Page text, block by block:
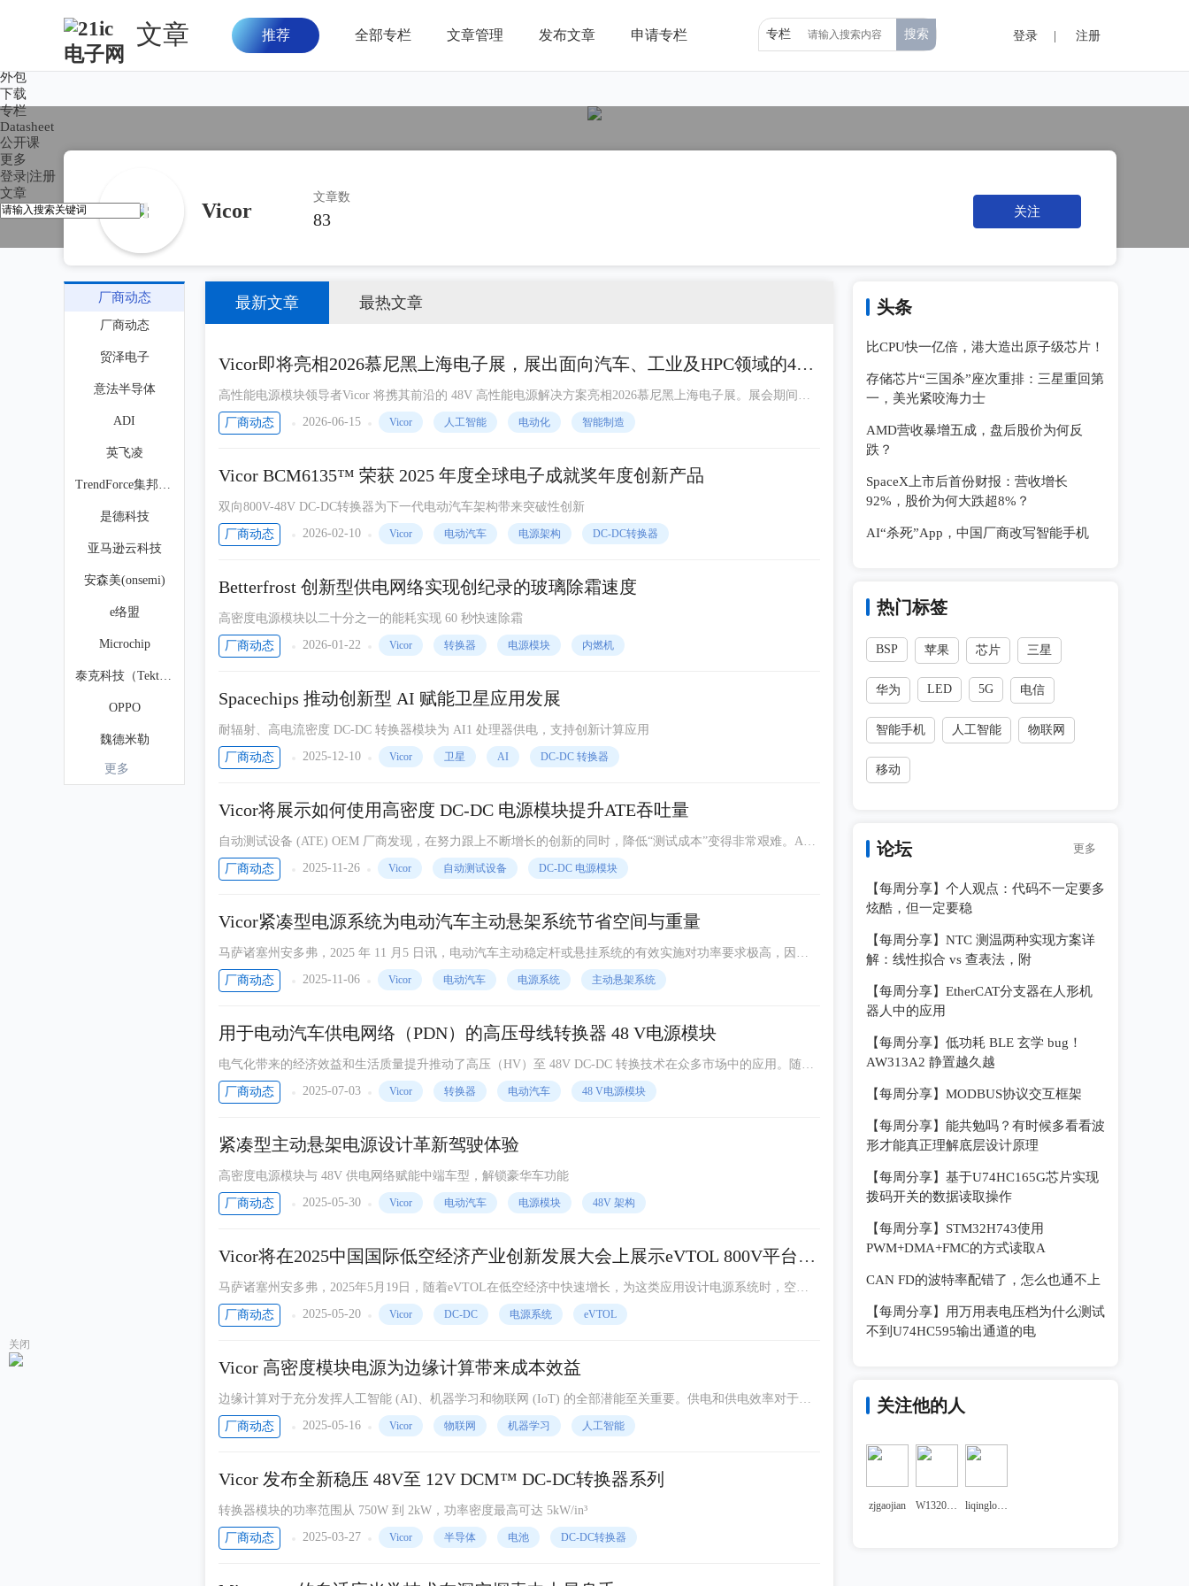
关闭
Vicor
文章数
83 关注
最新文章 最热文章
Vicor即将亮相2026慕尼黑上海电子展，展出面向汽车、工业及HPC领域的48V
高性能创新电源解决方案
高性能电源模块领导者Vicor 将携其前沿的 48V 高性能电源解决方案亮相2026慕尼黑上海电子展。展会期间，V
icor将展示其一流的高性能电源模块和48V解决方案以满足汽车电子、高性能计算及工业等领域的需求。
厂商动态 2026-06-15 Vicor 人工智能 电动化 智能制造
Vicor BCM6135™ 荣获 2025 年度全球电子成就奖年度创新产品
双向800V-48V DC-DC转换器为下一代电动汽车架构带来突破性创新
厂商动态 2026-02-10 Vicor 电动汽车 电源架构 DC-DC转换器
Betterfrost 创新型供电网络实现创纪录的玻璃除霜速度
高密度电源模块以二十分之一的能耗实现 60 秒快速除霜
厂商动态 2026-01-22 Vicor 转换器 电源模块 内燃机
Spacechips 推动创新型 AI 赋能卫星应用发展
耐辐射、高电流密度 DC-DC 转换器模块为 AI1 处理器供电，支持创新计算应用
厂商动态 2025-12-10 Vicor 卫星 AI DC-DC 转换器
Vicor将展示如何使用高密度 DC-DC 电源模块提升ATE吞吐量
自动测试设备 (ATE) OEM 厂商发现，在努力跟上不断增长的创新的同时，降低“测试成本”变得非常艰难。ATE
测试系统设计需要快速可靠地满足日益增长的集成电路需求，并最大限度地降低成本。Vicor将讲述如何在最小
厂商动态 2025-11-26 Vicor 自动测试设备 DC-DC 电源模块
Vicor紧凑型电源系统为电动汽车主动悬架系统节省空间与重量
马萨诸塞州安多弗，2025 年 11 月5 日讯，电动汽车主动稳定杆或悬挂系统的有效实施对功率要求极高，因此
快速的瞬态速度和高性能对于优化这些应用至关重要。目前业内顶尖的技术都需要额外增加电池或超级电容器
厂商动态 2025-11-06 Vicor 电动汽车 电源系统 主动悬架系统
用于电动汽车供电网络（PDN）的高压母线转换器 48 V电源模块
电气化带来的经济效益和生活质量提升推动了高压（HV）至 48V DC-DC 转换技术在众多市场中的应用。随着
电池电压的增加，集成高压至48V转换的电源模块在电动汽车和其他应用中变得越来越普遍。了解双向固定比
厂商动态 2025-07-03 Vicor 转换器 电动汽车 48 V电源模块
紧凑型主动悬架电源设计革新驾驶体验
高密度电源模块与 48V 供电网络赋能中端车型，解锁豪华车功能
厂商动态 2025-05-30 Vicor 电动汽车 电源模块 48V 架构
Vicor将在2025中国国际低空经济产业创新发展大会上展示eVTOL 800V平台
DC-DC解决方案
马萨诸塞州安多弗，2025年5月19日，随着eVTOL在低空经济中快速增长，为这类应用设计电源系统时，空间
和重量非常关键，而同样重要的是提供一个具有高可靠性、高效率、易于扩展、高功率密度、占用面积小和具
厂商动态 2025-05-20 Vicor DC-DC 电源系统 eVTOL
Vicor 高密度模块电源为边缘计算带来成本效益
边缘计算对于充分发挥人工智能 (AI)、机器学习和物联网 (IoT) 的全部潜能至关重要。供电和供电效率对于下
一代边缘计算机系统优化性能非常关键。
厂商动态 2025-05-16 Vicor 物联网 机器学习 人工智能
Vicor 发布全新稳压 48V至 12V DCM™ DC-DC转换器系列
转换器模块的功率范围从 750W 到 2kW，功率密度最高可达 5kW/in³
厂商动态 2025-03-27 Vicor 半导体 电池 DC-DC转换器
厂商动态
厂商动态
贸泽电子
意法半导体
ADI
英飞凌
TrendForce集邦咨询
是德科技
亚马逊云科技
安森美(onsemi)
e络盟
Microchip
泰克科技（Tektronix）
OPPO
魏德米勒
英威腾
更多
头条
比CPU快一亿倍，港大造出原子级芯片！
存储芯片“三国杀”座次重排：三星重回第
一，美光紧咬海力士
AMD营收暴增五成，盘后股价为何反
跌？
SpaceX上市后首份财报：营收增长
92%，股价为何大跌超8%？
AI“杀死”App，中国厂商改写智能手机
热门标签
BSP 苹果 芯片 三星
华为 LED 5G 电信
智能手机 人工智能 物联网
移动
论坛 更多
【每周分享】个人观点：代码不一定要多
炫酷，但一定要稳
【每周分享】NTC 测温两种实现方案详
解：线性拟合 vs 查表法，附
【每周分享】EtherCAT分支器在人形机
器人中的应用
【每周分享】低功耗 BLE 玄学 bug！
AW313A2 静置越久越
【每周分享】MODBUS协议交互框架
【每周分享】能共勉吗？有时候多看看波
形才能真正理解底层设计原理
【每周分享】基于U74HC165G芯片实现
拨码开关的数据读取操作
【每周分享】STM32H743使用
PWM+DMA+FMC的方式读取A
CAN FD的波特率配错了，怎么也通不上
【每周分享】用万用表电压档为什么测试
不到U74HC595输出通道的电
关注他的人
zjgaojian W1320736 liqinglong1023
外包
下载
专栏
Datasheet
公开课
更多
登录|注册
文章
文章 推荐 全部专栏 文章管理 发布文章 申请专栏 专栏 登录 注册